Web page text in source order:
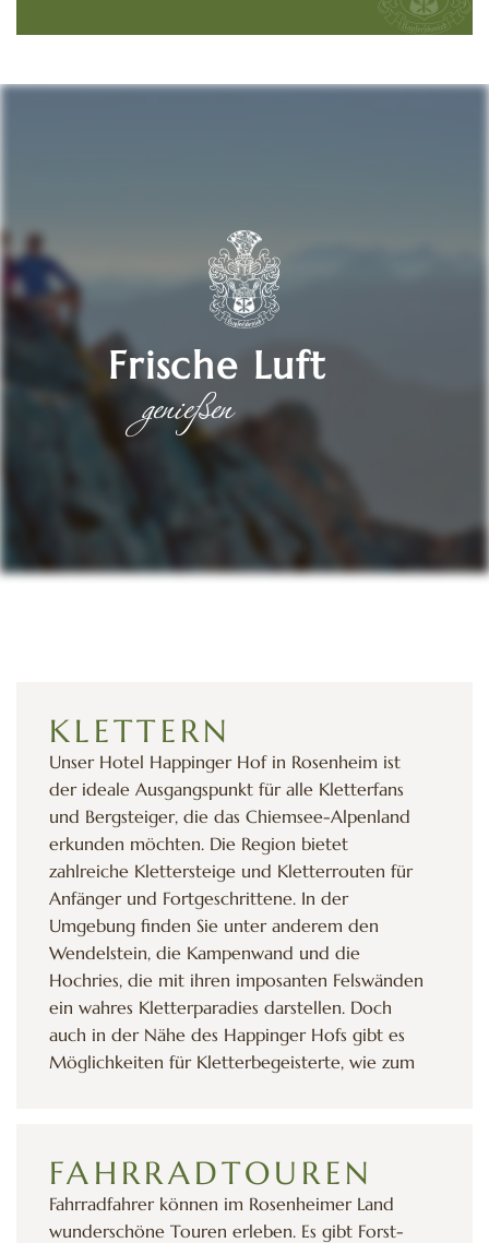
Frische Luft
genießen
KLETTERN
Unser Hotel Happinger Hof in Rosenheim ist
der ideale Ausgangspunkt für alle Kletterfans
und Bergsteiger, die das Chiemsee-Alpenland
erkunden möchten. Die Region bietet
zahlreiche Klettersteige und Kletterrouten für
Anfänger und Fortgeschrittene. In der
Umgebung finden Sie unter anderem den
Wendelstein, die Kampenwand und die
Hochries, die mit ihren imposanten Felswänden
ein wahres Kletterparadies darstellen. Doch
auch in der Nähe des Happinger Hofs gibt es
Möglichkeiten für Kletterbegeisterte, wie zum
unvergesslichen Aufenthalt bei uns im
Happinger Hof.
FAHRRADTOUREN
Fahrradfahrer können im Rosenheimer Land
wunderschöne Touren erleben. Es gibt Forst-